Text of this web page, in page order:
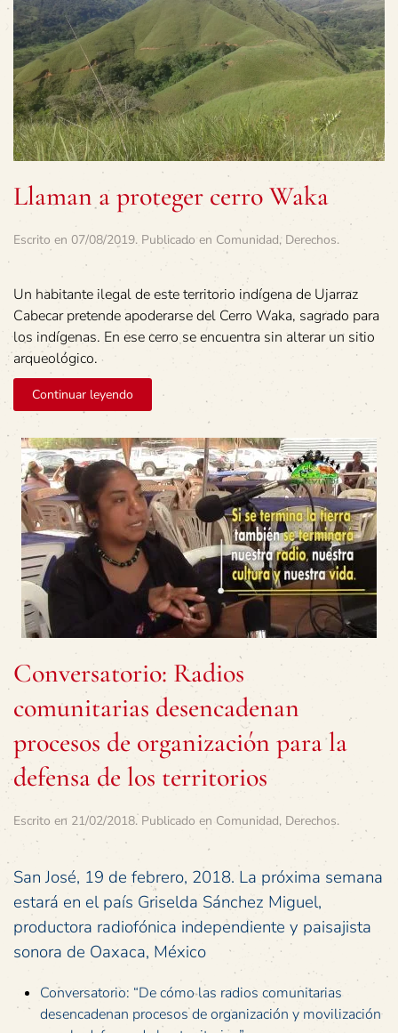
Llaman a proteger cerro Waka
Escrito en 07/08/2019. Publicado en Comunidad, Derechos.
Un habitante ilegal de este territorio indígena de Ujarraz
Cabecar pretende apoderarse del Cerro Waka, sagrado para
los indígenas. En ese cerro se encuentra sin alterar un sitio
arqueológico.
Continuar leyendo
Conversatorio: Radios
comunitarias desencadenan
procesos de organización para la
defensa de los territorios
Escrito en 21/02/2018. Publicado en Comunidad, Derechos.
San José, 19 de febrero, 2018. La próxima semana
estará en el país Griselda Sánchez Miguel,
productora radiofónica independiente y paisajista
sonora de Oaxaca, México
Conversatorio: “De cómo las radios comunitarias
desencadenan procesos de organización y movilización